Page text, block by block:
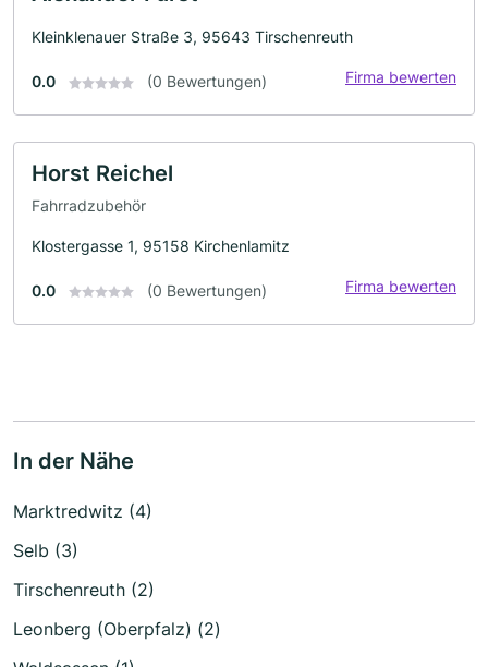
Kleinklenauer Straße 3, 95643 Tirschenreuth
0.0 (0 Bewertungen) Firma bewerten
Horst Reichel
Fahrradzubehör
Klostergasse 1, 95158 Kirchenlamitz
0.0 (0 Bewertungen) Firma bewerten
In der Nähe
Marktredwitz (4)
Selb (3)
Tirschenreuth (2)
Leonberg (Oberpfalz) (2)